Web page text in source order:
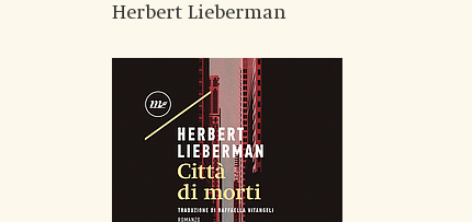
Herbert Lieberman